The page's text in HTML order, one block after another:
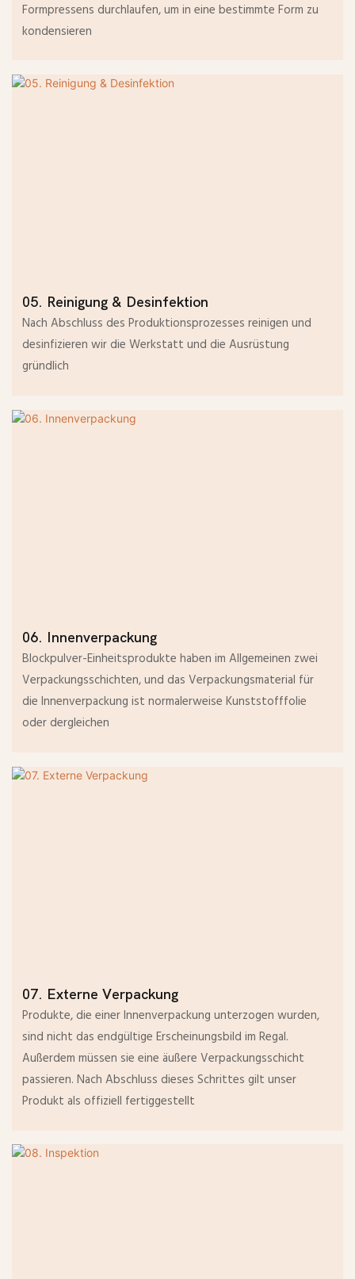
Formpressens durchlaufen, um in eine bestimmte Form zu
kondensieren
05. Reinigung & Desinfektion
Nach Abschluss des Produktionsprozesses reinigen und
desinfizieren wir die Werkstatt und die Ausrüstung
gründlich
06. Innenverpackung
Blockpulver-Einheitsprodukte haben im Allgemeinen zwei
Verpackungsschichten, und das Verpackungsmaterial für
die Innenverpackung ist normalerweise Kunststofffolie
oder dergleichen
07. Externe Verpackung
Produkte, die einer Innenverpackung unterzogen wurden,
sind nicht das endgültige Erscheinungsbild im Regal.
Außerdem müssen sie eine äußere Verpackungsschicht
passieren. Nach Abschluss dieses Schrittes gilt unser
Produkt als offiziell fertiggestellt